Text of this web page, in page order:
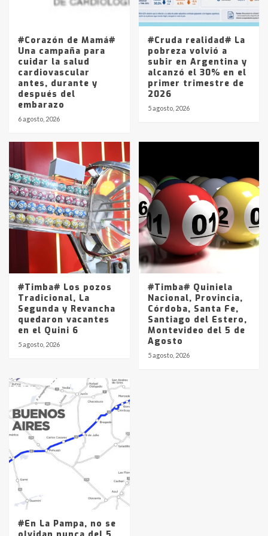
La Pampa, desde YPF hasta Axion
entre 857 a 1338 pesos
#Corazón de Mamá#
Una campaña para
cuidar la salud
cardiovascular
antes, durante y
después del
embarazo
6 agosto, 2026
#Cruda realidad# La
pobreza volvió a
subir en Argentina y
alcanzó el 30% en el
primer trimestre de
2026
5 agosto, 2026
#Timba# Los pozos
Tradicional, La
Segunda y Revancha
quedaron vacantes
en el Quini 6
5 agosto, 2026
#Timba# Quiniela
Nacional, Provincia,
Córdoba, Santa Fe,
Santiago del Estero,
Montevideo del 5 de
Agosto
5 agosto, 2026
#En La Pampa, no se